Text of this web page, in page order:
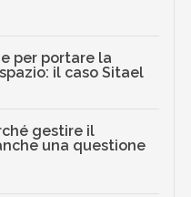
per portare la
il caso Sitael
gestire il
una questione